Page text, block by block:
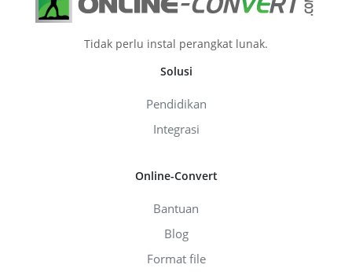
Tidak perlu instal perangkat lunak.
Solusi
Pendidikan
Integrasi
Online-Convert
Bantuan
Blog
Format file